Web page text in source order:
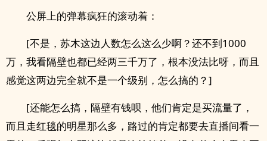
公屏上的弹幕疯狂的滚动着：
[不是，苏木这边人数怎么这么少啊？还不到1000
万，我看隔壁也都已经两三千万了，根本没法比呀，而且
感觉这两边完全就不是一个级别，怎么搞的？]
[还能怎么搞，隔壁有钱呗，他们肯定是买流量了，
而且走红毯的明星那么多，路过的肯定都要去直播间看一